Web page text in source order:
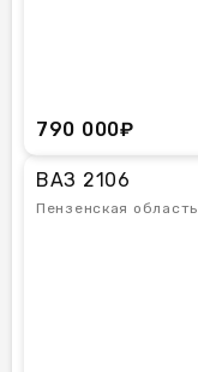
790 000₽
ВАЗ 2106
Пензенская область